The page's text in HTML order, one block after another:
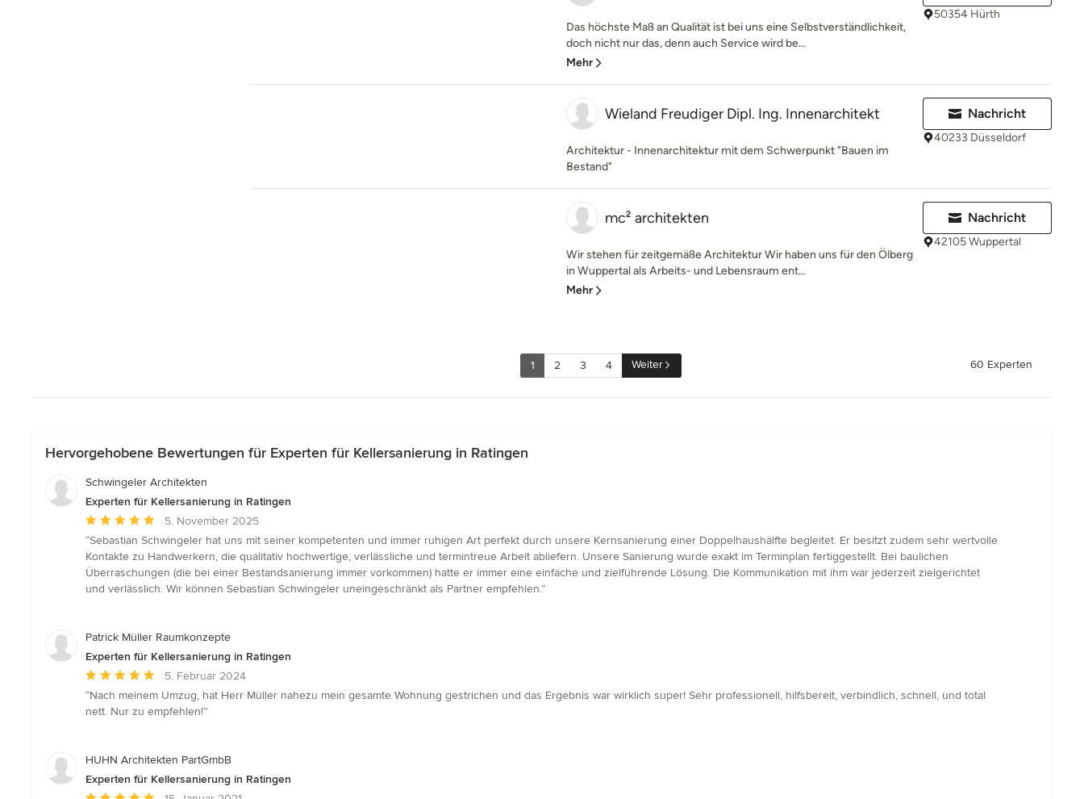
Das höchste Maß an Qualität ist bei uns eine Selbstverständlichkeit,
doch nicht nur das, denn auch Service wird be...
Mehr
50354 Hürth
Wieland Freudiger Dipl. Ing. Innenarchitekt
Architektur - Innenarchitektur mit dem Schwerpunkt "Bauen im
Bestand"
Nachricht
40233 Düsseldorf
mc² architekten
Wir stehen für zeitgemäße Architektur Wir haben uns für den Ölberg
in Wuppertal als Arbeits- und Lebensraum ent...
Mehr
Nachricht
42105 Wuppertal
1 2 3 4 Weiter 60 Experten
Hervorgehobene Bewertungen für Experten für Kellersanierung in Ratingen
Schwingeler Architekten
Experten für Kellersanierung in Ratingen
Durchschnittliche
Bewertung:
5
von
5
5. November 2025
“Sebastian Schwingeler hat uns mit seiner kompetenten und immer ruhigen Art perfekt durch unsere Kernsanierung einer Doppelhaushälfte begleitet. Er besitzt zudem sehr wertvolle
Kontakte zu Handwerkern, die qualitativ hochwertige, verlässliche und termintreue Arbeit abliefern. Unsere Sanierung wurde exakt im Terminplan fertiggestellt. Bei baulichen
Überraschungen (die bei einer Bestandsanierung immer vorkommen) hatte er immer eine einfache und zielführende Lösung. Die Kommunikation mit ihm war jederzeit zielgerichtet
und verlässlich. Wir können Sebastian Schwingeler uneingeschränkt als Partner empfehlen.”
Patrick Müller Raumkonzepte
Experten für Kellersanierung in Ratingen
Durchschnittliche
Bewertung:
5
Sternen
5. Februar 2024
“Nach meinem Umzug, hat Herr Müller nahezu mein gesamte Wohnung gestrichen und das Ergebnis war wirklich super! Sehr professionell, hilfsbereit, verbindlich, schnell, und total
nett. Nur zu empfehlen!”
HUHN Architekten PartGmbB
Experten für Kellersanierung in Ratingen